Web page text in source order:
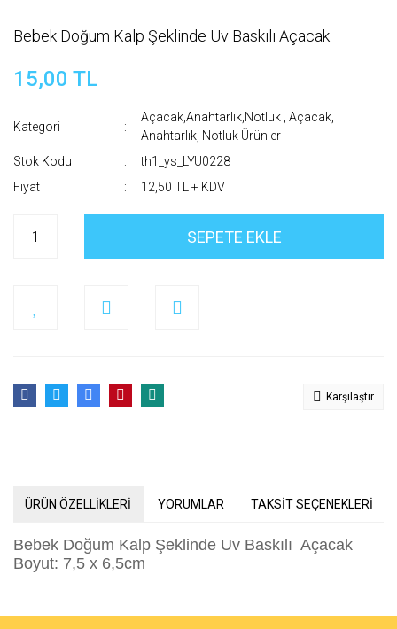
Bebek Doğum Kalp Şeklinde Uv Baskılı Açacak
15,00 TL
Kategori
Açacak,Anahtarlık,Notluk ,Açacak,
Anahtarlık, Notluk Ürünler
Stok Kodu
th1_ys_LYU0228
Fiyat
12,50 TL + KDV
SEPETE EKLE
Karşılaştır
ÜRÜN ÖZELLİKLERİ YORUMLAR TAKSİT SEÇENEKLERİ
Bebek Doğum Kalp Şeklinde Uv Baskılı Açacak
Boyut: 7,5 x 6,5cm